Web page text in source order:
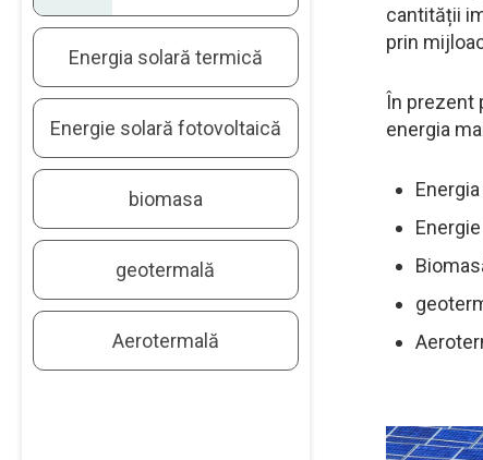
Energia solară termică
Energie solară fotovoltaică
biomasa
geotermală
Aerotermală
cantității
prin
În prezent
energia